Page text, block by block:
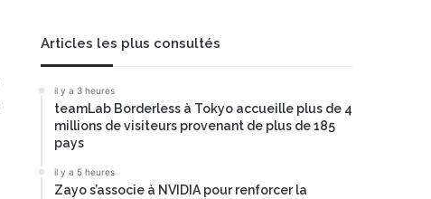
Articles les plus consultés
il y a 3 heures
teamLab Borderless à Tokyo accueille plus de 4
millions de visiteurs provenant de plus de 185
pays
il y a 5 heures
Zayo s’associe à NVIDIA pour renforcer la